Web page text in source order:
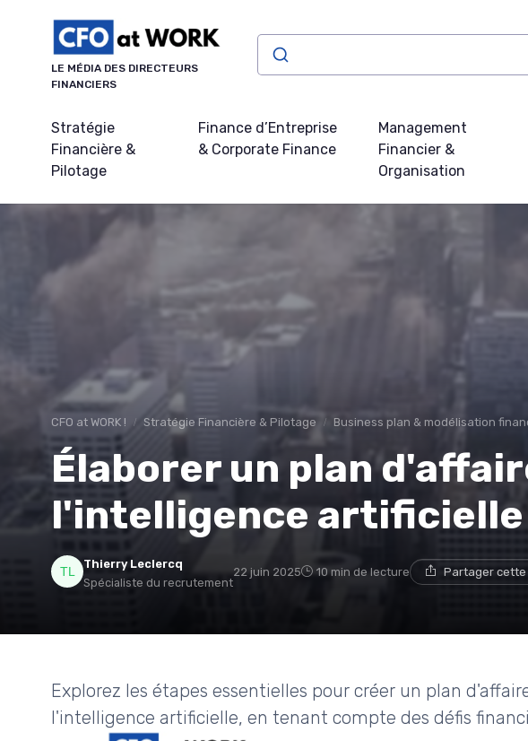
LE MÉDIA DES DIRECTEURS
FINANCIERS
Stratégie
Financière &
Pilotage
Finance d’Entreprise
& Corporate Finance
Management
Financier &
Organisation
CFO at WORK ! Stratégie Financière & Pilotage Business plan & modélisation
Élaborer un plan
l'intelligence artificielle
Thierry Leclercq
Spécialiste du recrutement
22 juin 2025 10 min de lecture Partager cette
Explorez les étapes essentielles pour créer un plan
l'intelligence artificielle, en tenant compte des défis